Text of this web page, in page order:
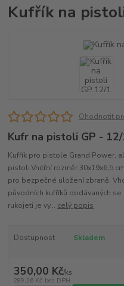
Kufřík na
Ohodnotit
Kufr na pistoli GP -
Kufřík pro pistole Grand Power,
pistoli.Vnitřní rozměr 30x19x6,5
pro bezpečné uložení zbraně.
původních kufříků dodávaných
rukojeti je vy... celý popis
Dostupnost Skladem
350,00 Kč/ks
289,26 Kč bez DPH